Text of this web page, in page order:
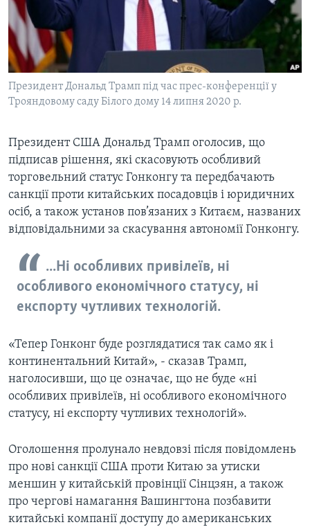
СУСПІЛЬСТВО
ЕКОНОМІКА
ІСТОРІЇ УСПІХУ УКРАЇНЦІВ
ТЕЛЕПРОГРАМИ
ЧАС-TIME
СТУДІЯ ВАШИНГТОН
ПРАЙМ-ТАЙМ
ПОГЛЯД З ВАШИНГТОНА
ENGLISH
Learning English
Мови
Президент Дональд Трамп під час прес-конференції у
Трояндовому саду Білого дому 14 липня 2020 р.
Президент США Дональд Трамп оголосив, що
підписав рішення, які скасовують особливий
торговельний статус Гонконгу та передбачають
санкції проти китайських посадовців і юридичних
осіб, а також установ пов’язаних з Китаєм, названих
відповідальними за скасування автономії Гонконгу.
...Ні особливих привілеїв, ні
особливого економічного статусу, ні
експорту чутливих технологій.
«Тепер Гонконг буде розглядатися так само як і
континентальний Китай», - сказав Трамп,
наголосивши, що це означає, що не буде «ні
особливих привілеїв, ні особливого економічного
статусу, ні експорту чутливих технологій».
Оголошення пролунало невдовзі після повідомлень
про нові санкції США проти Китаю за утиски
меншин у китайській провінції Сінцзян, а також
про чергові намагання Вашингтона позбавити
китайські компанії доступу до американських